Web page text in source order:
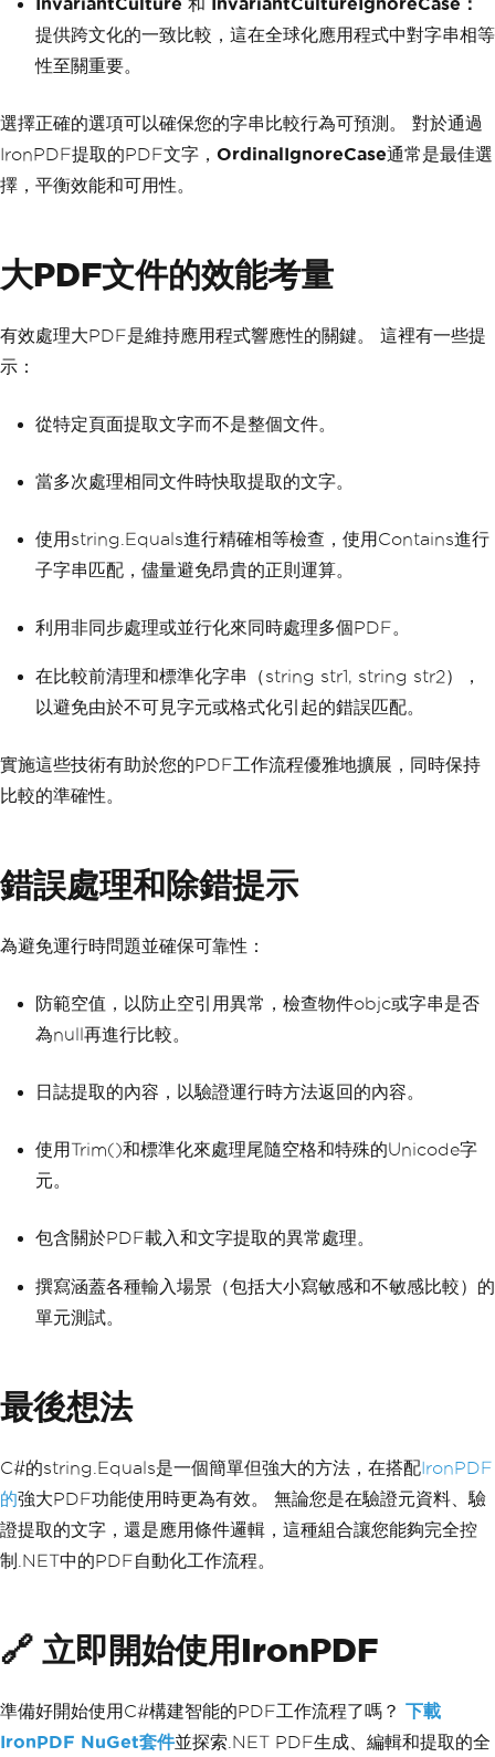
InvariantCulture 和 InvariantCultureIgnoreCase：
提供跨文化的一致比較，這在全球化應用程式中對字串相等
性至關重要。
選擇正確的選項可以確保您的字串比較行為可預測。 對於通過
IronPDF提取的PDF文字， OrdinalIgnoreCase通常是最佳選
擇，平衡效能和可用性。
大PDF文件的效能考量
有效處理大PDF是維持應用程式響應性的關鍵。 這裡有一些提
示：
從特定頁面提取文字而不是整個文件。
當多次處理相同文件時快取提取的文字。
使用string.Equals進行精確相等檢查，使用Contains進行
子字串匹配，儘量避免昂貴的正則運算。
利用非同步處理或並行化來同時處理多個PDF。
在比較前清理和標準化字串（string str1, string str2），
以避免由於不可見字元或格式化引起的錯誤匹配。
實施這些技術有助於您的PDF工作流程優雅地擴展，同時保持
比較的準確性。
錯誤處理和除錯提示
為避免運行時問題並確保可靠性：
防範空值，以防止空引用異常，檢查物件objc或字串是否
為null再進行比較。
日誌提取的內容，以驗證運行時方法返回的內容。
使用Trim()和標準化來處理尾隨空格和特殊的Unicode字
元。
包含關於PDF載入和文字提取的異常處理。
撰寫涵蓋各種輸入場景（包括大小寫敏感和不敏感比較）的
單元測試。
最後想法
C#的string.Equals是一個簡單但強大的方法，在搭配IronPDF
的強大PDF功能使用時更為有效。 無論您是在驗證元資料、驗
證提取的文字，還是應用條件邏輯，這種組合讓您能夠完全控
制.NET中的PDF自動化工作流程。
🔗 立即開始使用IronPDF
準備好開始使用C#構建智能的PDF工作流程了嗎？ 下載
IronPDF NuGet套件並探索.NET PDF生成、編輯和提取的全